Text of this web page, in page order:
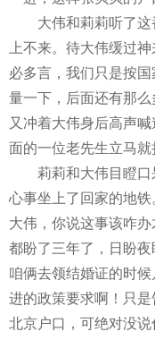
大伟和莉莉听了这
上不来。待大伟缓过
必多言，我们只是按
量一下，后面还有那
又冲着大伟身后高声
面的一位老先生立马就
莉莉和大伟目瞪口
心事坐上了回家的地铁
大伟，你说这事该咋
都盼了三年了，日盼
咱俩去领结婚证的时
进的政策要求啊！只
北京户口，可绝对没